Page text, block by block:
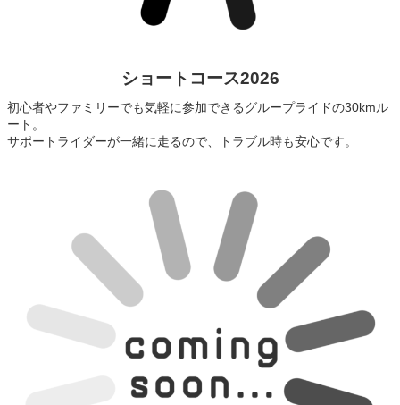
ショートコース2026
初心者やファミリーでも気軽に参加できるグループライドの30kmル
ート。
サポートライダーが一緒に走るので、トラブル時も安心です。